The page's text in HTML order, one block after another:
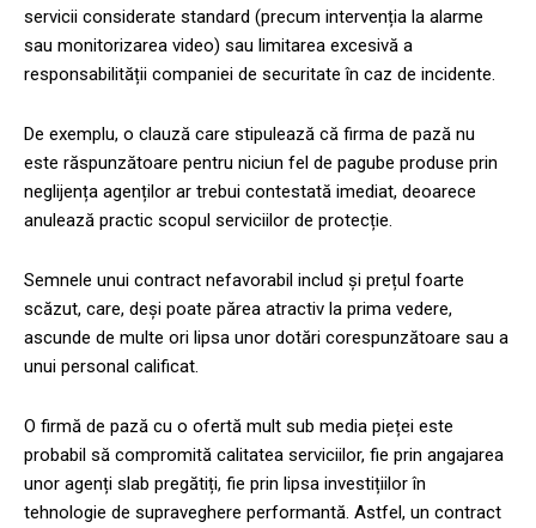
servicii considerate standard (precum intervenția la alarme
sau monitorizarea video) sau limitarea excesivă a
responsabilității companiei de securitate în caz de incidente.
De exemplu, o clauză care stipulează că firma de pază nu
este răspunzătoare pentru niciun fel de pagube produse prin
neglijența agenților ar trebui contestată imediat, deoarece
anulează practic scopul serviciilor de protecție.
Semnele unui contract nefavorabil includ și prețul foarte
scăzut, care, deși poate părea atractiv la prima vedere,
ascunde de multe ori lipsa unor dotări corespunzătoare sau a
unui personal calificat.
O firmă de pază cu o ofertă mult sub media pieței este
probabil să compromită calitatea serviciilor, fie prin angajarea
unor agenți slab pregătiți, fie prin lipsa investițiilor în
tehnologie de supraveghere performantă. Astfel, un contract